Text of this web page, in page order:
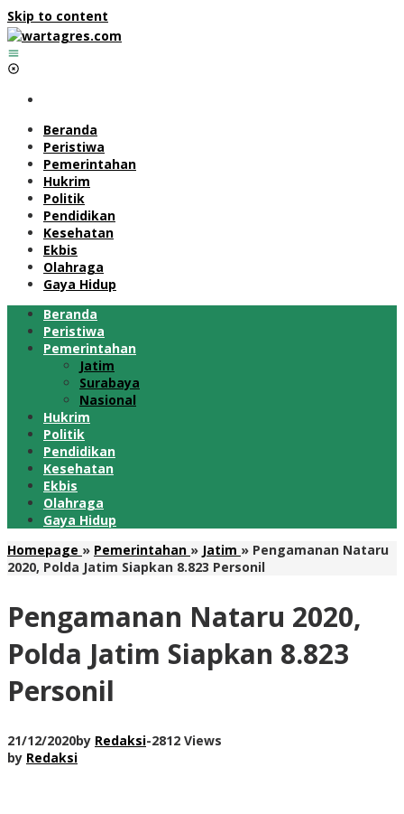
Skip to content
Beranda
Peristiwa
Pemerintahan
Hukrim
Politik
Pendidikan
Kesehatan
Ekbis
Olahraga
Gaya Hidup
Beranda
Peristiwa
Pemerintahan
Jatim
Surabaya
Nasional
Hukrim
Politik
Pendidikan
Kesehatan
Ekbis
Olahraga
Gaya Hidup
Homepage » Pemerintahan » Jatim » Pengamanan Nataru
2020, Polda Jatim Siapkan 8.823 Personil
Pengamanan Nataru 2020,
Polda Jatim Siapkan 8.823
Personil
21/12/2020by Redaksi-2812 Views
by Redaksi